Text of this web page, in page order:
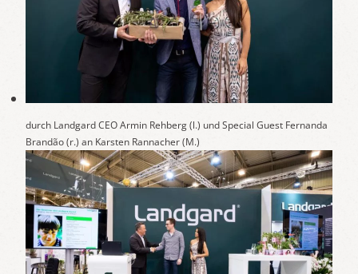
durch Landgard CEO Armin Rehberg (l.) und Special Guest Fernanda
Brandão (r.) an Karsten Rannacher (M.)